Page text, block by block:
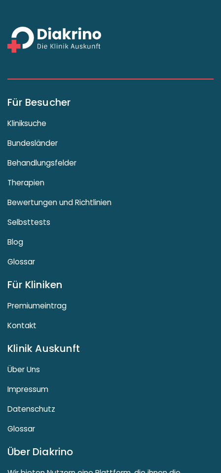
Für Besucher
Kliniksuche
Bundesländer
Behandlungsfelder
Therapien
Bewertungen und Richtlinien
Selbsttests
Blog
Glossar
Für Kliniken
Premiumeintrag
Kontakt
Klinik Auskunft
Über Uns
Impressum
Datenschutz
Glossar
Über Diakrino